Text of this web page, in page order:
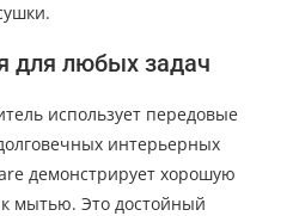
для любых задач
использует передовые
интерьерных
демонстрирует хорошую
к мытью. Это достойный